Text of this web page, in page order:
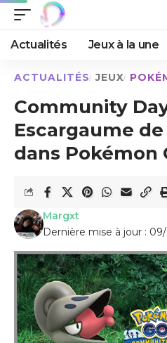
Actualités Jeux à la une
ACTUALITÉS JEUX
Community
Escargaume
dans Pokémon
Dernière mise à jour :
Margxt